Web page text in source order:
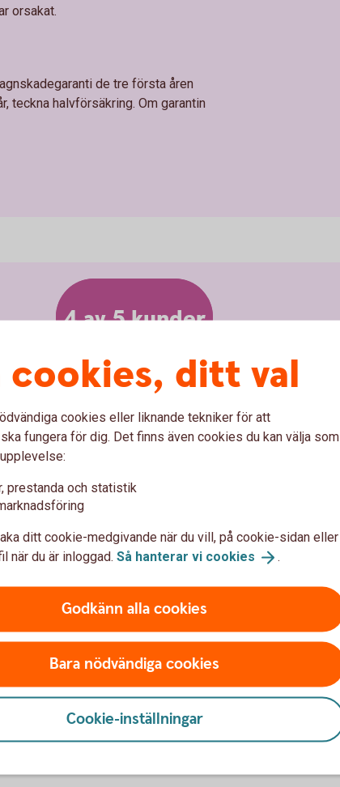
orsakat.
de tre första åren
teckna halvförsäkring. Om garantin
ha ett mer omfattande skydd ska du
är Bil PLUS en av Sveriges bästa
4 av 5 kunder
ingår?
cookies, ditt val
cookies eller liknande tekniker för att
fungera för dig. Det finns även cookies du kan välja som
prestanda och statistik
ditt cookie-medgivande när du vill, på cookie-sidan eller
när du är inloggad. Så hanterar vi cookies .
Godkänn alla cookies
Bara nödvändiga cookies
Cookie-inställningar